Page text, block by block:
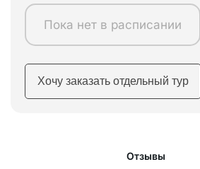
Пока нет в расписании
Хочу заказать отдельный тур
Отзывы